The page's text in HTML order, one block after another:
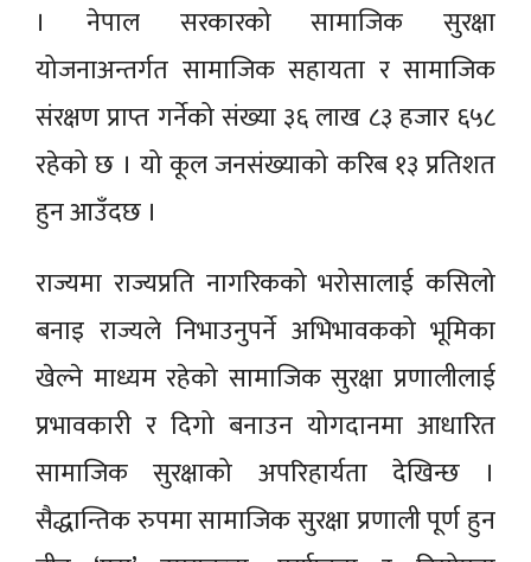
। नेपाल सरकारको सामाजिक सुरक्षा
योजनाअन्तर्गत सामाजिक सहायता र सामाजिक
संरक्षण प्राप्त गर्नेको संख्या ३६ लाख ८३ हजार ६५८
रहेको छ । यो कूल जनसंख्याको करिब १३ प्रतिशत
हुन आउँदछ ।
राज्यमा राज्यप्रति नागरिकको भरोसालाई कसिलो
बनाइ राज्यले निभाउनुपर्ने अभिभावकको भूमिका
खेल्ने माध्यम रहेको सामाजिक सुरक्षा प्रणालीलाई
प्रभावकारी र दिगो बनाउन योगदानमा आधारित
सामाजिक सुरक्षाको अपरिहार्यता देखिन्छ ।
सैद्धान्तिक रुपमा सामाजिक सुरक्षा प्रणाली पूर्ण हुन